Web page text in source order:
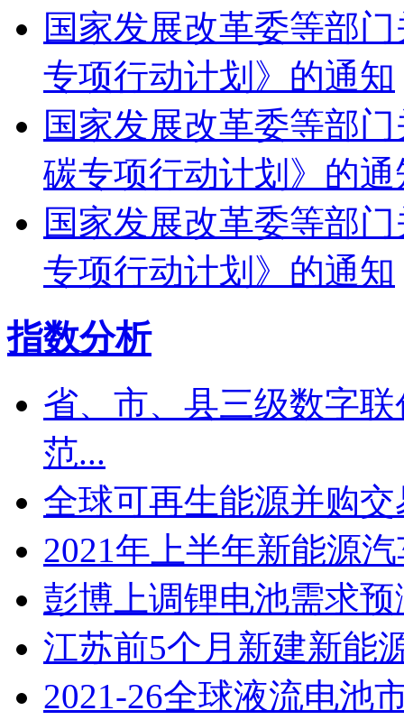
国家发展改革委等部
专项行动计划》的通知
国家发展改革委等部
碳专项行动计划》的通
国家发展改革委等部
专项行动计划》的通知
指数分析
省、市、县三级数字
范...
全球可再生能源并购
2021年上半年新能源
彭博上调锂电池需求预
江苏​前5个月新建新能
2021-26全球液流电池